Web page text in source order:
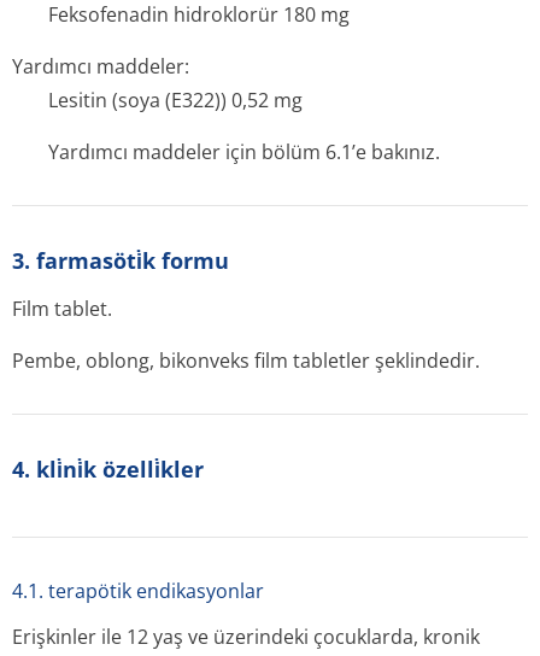
Feksofenadin hidroklorür 180 mg
Yardımcı maddeler:
Lesitin (soya (E322)) 0,52 mg
Yardımcı maddeler için bölüm 6.1’e bakınız.
3. farmasöti̇k formu
Film tablet.
Pembe, oblong, bikonveks film tabletler şeklindedir.
4. kli̇ni̇k özelli̇kler
4.1. terapötik endikasyonlar
Erişkinler ile 12 yaş ve üzerindeki çocuklarda, kronik